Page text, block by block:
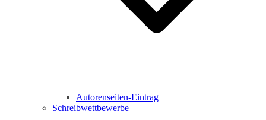
Autorenseiten-Eintrag
Schreibwettbewerbe